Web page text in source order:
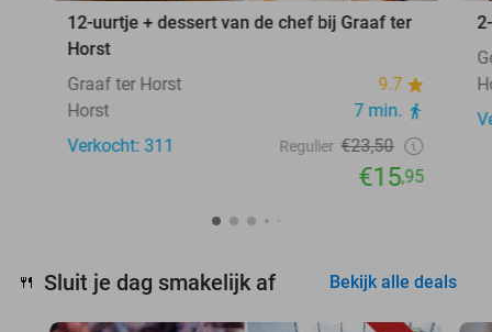
12-uurtje + dessert van de chef bij Graaf ter
Horst
Graaf ter Horst
9.7
Horst
7 min.
Verkocht: 311
Regulier €23,50
€15,95
🍴 Sluit je dag smakelijk af Bekijk alle deals